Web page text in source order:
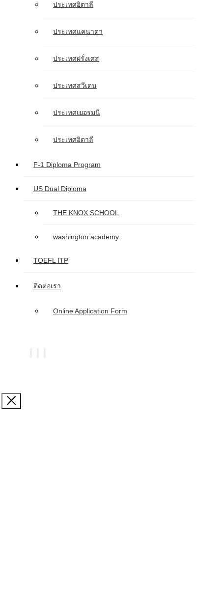
ประเทศอิตาลี
ประเทศแคนาดา
ประเทศฝรั่งเศส
ประเทศสวีเดน
ประเทศเยอรมนี
ประเทศอิตาลี
F-1 Diploma Program
US Dual Diploma
THE KNOX SCHOOL
washington academy
TOEFL ITP
ติดต่อเรา
Online Application Form